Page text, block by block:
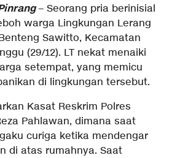
– Seorang pria berinisial
warga Lingkungan Lerang
Sawitto, Kecamatan
(29/12). LT nekat menaiki
setempat, yang memicu
di lingkungan tersebut.
Kasat Reskrim Polres
Pahlawan, dimana saat
curiga ketika mendengar
di atas rumahnya. Saat